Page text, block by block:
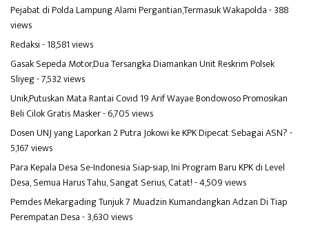
Pejabat di Polda Lampung Alami Pergantian,Termasuk Wakapolda- 388
views
Redaksi- 18,581 views
Gasak Sepeda Motor,Dua Tersangka Diamankan Unit Reskrim Polsek
Sliyeg- 7,532 views
Unik,Putuskan Mata Rantai Covid 19 Arif Wayae Bondowoso Promosikan
Beli Cilok Gratis Masker- 6,705 views
Dosen UNJ yang Laporkan 2 Putra Jokowi ke KPK Dipecat Sebagai ASN?-
5,167 views
Para Kepala Desa Se-Indonesia Siap-siap, Ini Program Baru KPK di Level
Desa, Semua Harus Tahu, Sangat Serius, Catat!- 4,509 views
Pemdes Mekargading Tunjuk 7 Muadzin Kumandangkan Adzan Di Tiap
Perempatan Desa- 3,630 views